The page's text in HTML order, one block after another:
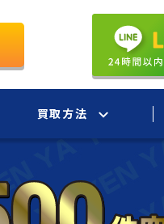
買取方法